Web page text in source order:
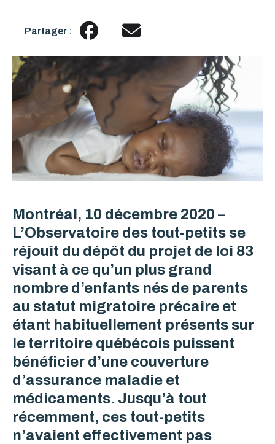
Partager :
Montréal, 10 décembre 2020 –
L’Observatoire des tout-petits se
réjouit du dépôt du projet de loi 83
visant à ce qu’un plus grand
nombre d’enfants nés de parents
au statut migratoire précaire et
étant habituellement présents sur
le territoire québécois puissent
bénéficier d’une couverture
d’assurance maladie et
médicaments. Jusqu’à tout
récemment, ces tout-petits
n’avaient effectivement pas